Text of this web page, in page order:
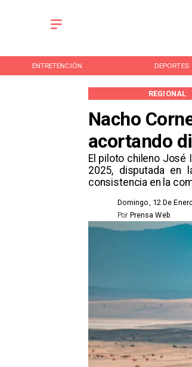
ENTRETENCIÓN DEPORTES
Nacho
acortando
El piloto chileno José
2025, disputada en
consistencia en la
REGIONAL
Domingo, 12 De
Prensa Web
Por